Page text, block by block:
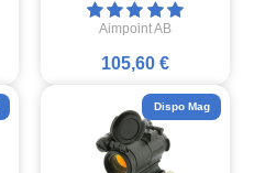
Aimpoint AB
105,60 €
Dispo Mag